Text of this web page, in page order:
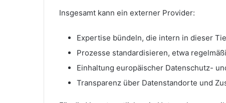
Insgesamt kann ein externer Provider:
Expertise bündeln, die intern in dieser
Prozesse standardisieren, etwa
Einhaltung europäischer Datenschutz-
Transparenz über Datenstandorte und